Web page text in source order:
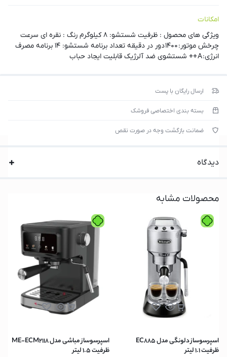
امکانات
ویژگی های محصول : ظرفیت شستشو: ۸ کیلوگرم رنگ : نقره ای سرعت
چرخش موتور: ۱۴۰۰ دور در دقیقه تعداد برنامه شستشو: ۱۴ برنامه مصرف
انرژی: A ++ شستشوی ضد آلرژیک قابلیت ایجاد حباب
ارسال رایگان با پست
بسته بندی اختصاصی فروشک
ضمانت بازگشت وجه در صورت نقص
دیدگاه
محصولات مشابه
اسپرسوساز دلونگی مدل EC885
ظرفیت ۱.۱ لیتر
اسپرسوساز مباشی مدل ME-ECM2118
ظرفیت ۱.۵ لیتر